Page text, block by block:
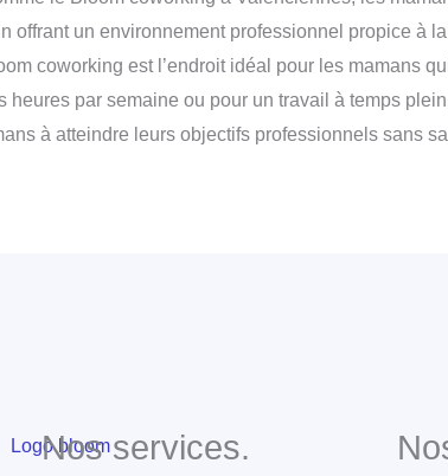
offrant un environnement professionnel propice à
coworking est l’endroit idéal pour les mamans
heures par semaine ou pour un travail à temps
à atteindre leurs objectifs professionnels sans
Nos services.